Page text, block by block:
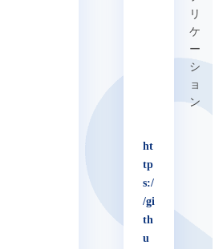
リ
ケ
ー
シ
ョ
ン
ht
tp
s:/
/gi
th
u